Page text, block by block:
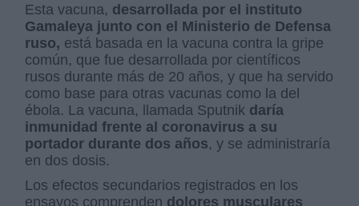
Esta vacuna, desarrollada por el instituto
Gamaleya junto con el Ministerio de Defensa
ruso, está basada en la vacuna contra la gripe
común, que fue desarrollada por científicos
rusos durante más de 20 años, y que ha servido
como base para otras vacunas como la del
ébola. La vacuna, llamada Sputnik daría
inmunidad frente al coronavirus a su
portador durante dos años, y se administraría
en dos dosis.
Los efectos secundarios registrados en los
ensayos comprenden dolores musculares